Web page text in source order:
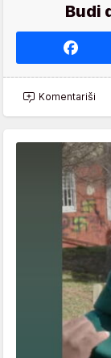
Budi
Komentariši